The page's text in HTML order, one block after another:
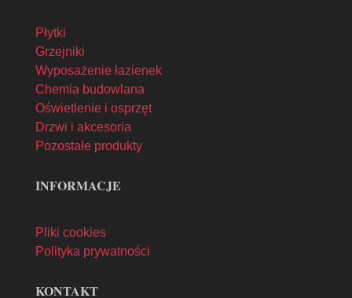
Płytki
Grzejniki
Wyposażenie łazienek
Chemia budowlana
Oświetlenie i osprzęt
Drzwi i akcesoria
Pozostałe produkty
INFORMACJE
Pliki cookies
Polityka prywatności
KONTAKT